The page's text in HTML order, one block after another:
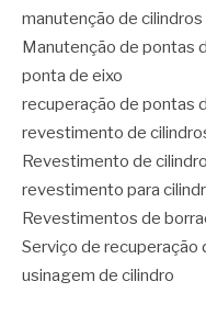
manutenção de cilindros
Manutenção de pontas
ponta de eixo
recuperação de pontas
revestimento de
Revestimento de
revestimento para
Revestimentos de
Serviço de recuperação
usinagem de cilindro